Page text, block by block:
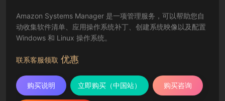
Amazon Systems Manager 是一项管理服务，可以帮助您自
动收集软件清单、应用操作系统补丁、创建系统映像以及配置
Windows 和 Linux 操作系统。
联系客服领取 优惠
购买说明 立即购买（中国站） 购买咨询